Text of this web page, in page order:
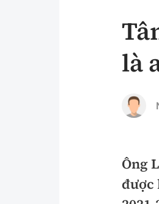
Chuyện dọc đường
An ninh hình sự
là
Ông
được